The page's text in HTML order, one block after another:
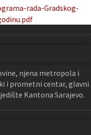
rada-Gradskog-
njena metropola i
i prometni centar, glavni
Kantona Sarajevo.